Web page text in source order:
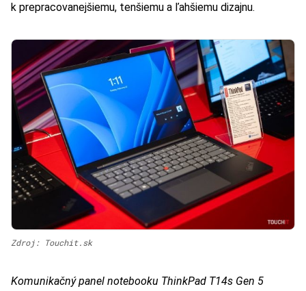
k prepracovanejšiemu, tenšiemu a ľahšiemu dizajnu.
Zdroj: Touchit.sk
Komunikačný panel notebooku ThinkPad T14s Gen 5